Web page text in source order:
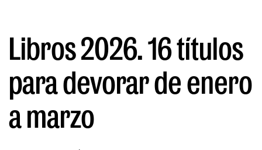
Libros 2026. 16 títulos
para devorar de enero
a marzo